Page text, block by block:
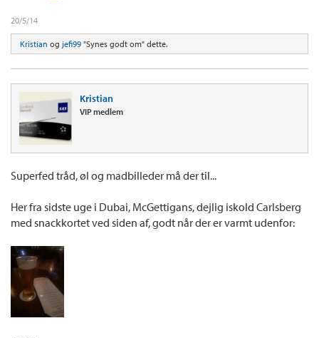
20/5/14
Kristian og jefi99 "Synes godt om" dette.
Kristian
VIP medlem
Superfed tråd, øl og madbilleder må der til...
Her fra sidste uge i Dubai, McGettigans, dejlig iskold Carlsberg
med snackkortet ved siden af, godt når der er varmt udenfor: